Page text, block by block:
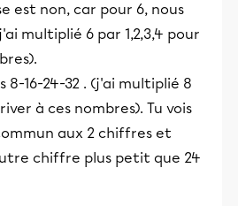
est non, car pour 6, nous
multiplié 6 par 1,2,3,4 pour
8-16-24-32 . (j'ai multiplié 8
à ces nombres). Tu vois
aux 2 chiffres et
chiffre plus petit que 24